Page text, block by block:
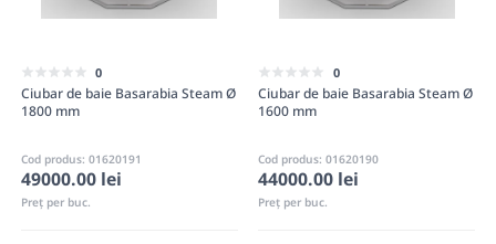
0
Ciubar de baie Basarabia Steam Ø
1800 mm
Cod produs: 01620191
49000.00 lei
Preț per buc.
0
Ciubar de baie Basarabia Steam Ø
1600 mm
Cod produs: 01620190
44000.00 lei
Preț per buc.